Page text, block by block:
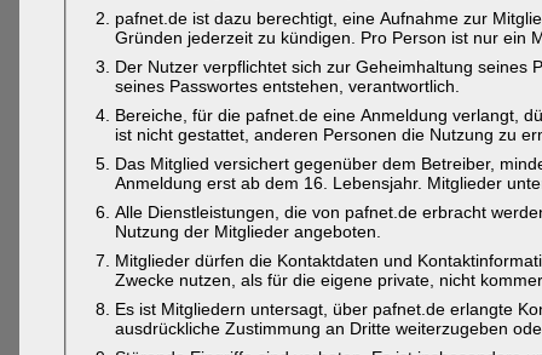
pafnet.de ist dazu berechtigt, eine Aufnahme zur
Gründen jederzeit zu kündigen. Pro Person ist nur ein
Der Nutzer verpflichtet sich zur Geheimhaltung seines
seines Passwortes entstehen, verantwortlich.
Bereiche, für die pafnet.de eine Anmeldung verlangt,
ist nicht gestattet, anderen Personen die Nutzung zu
Das Mitglied versichert gegenüber dem Betreiber,
Anmeldung erst ab dem 16. Lebensjahr. Mitglieder
Alle Dienstleistungen, die von pafnet.de erbracht
Nutzung der Mitglieder angeboten.
Mitglieder dürfen die Kontaktdaten und
Zwecke nutzen, als für die eigene private, nicht
Es ist Mitgliedern untersagt, über pafnet.de erlangte
ausdrückliche Zustimmung an Dritte weiterzugeben